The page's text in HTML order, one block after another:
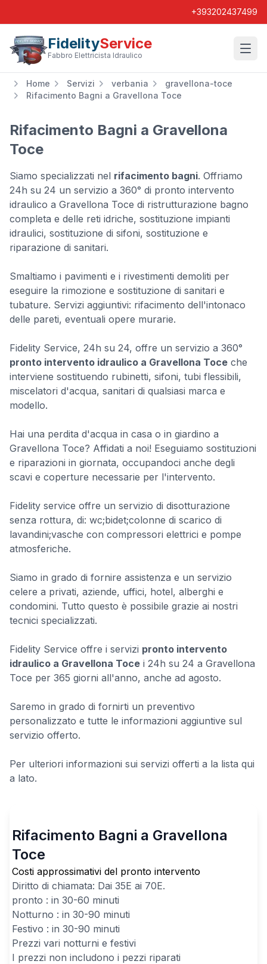
+393202437499
FidelityService
Fabbro Elettricista Idraulico
Home Servizi verbania
gravellona-toce
Rifacimento Bagni a Gravellona Toce
Rifacimento Bagni a Gravellona
Toce
Siamo specializzati nel rifacimento bagni. Offriamo
24h su 24 un servizio a 360° di pronto intervento
idraulico a Gravellona Toce di ristrutturazione bagno
completa e delle reti idriche, sostituzione impianti
idraulici, sostituzione di sifoni, sostituzione e
riparazione di sanitari.
Smaltiamo i pavimenti e i rivestimenti demoliti per
eseguire la rimozione e sostituzione di sanitari e
tubature. Servizi aggiuntivi: rifacimento dell'intonaco
delle pareti, eventuali opere murarie.
Fidelity Service, 24h su 24, offre un servizio a 360°
pronto intervento idraulico a Gravellona Toce che
interviene sostituendo rubinetti, sifoni, tubi flessibili,
miscelatori d'acqua, sanitari di qualsiasi marca e
modello.
Hai una perdita d'acqua in casa o in giardino a
Gravellona Toce? Affidati a noi! Eseguiamo sostituzioni
e riparazioni in giornata, occupandoci anche degli
scavi e coperture necessarie per l'intervento.
Fidelity service offre un servizio di disotturazione
senza rottura, di: wc;bidet;colonne di scarico di
lavandini;vasche con compressori elettrici e pompe
atmosferiche.
Siamo in grado di fornire assistenza e un servizio
celere a privati, aziende, uffici, hotel, alberghi e
condomini. Tutto questo è possibile grazie ai nostri
tecnici specializzati.
Fidelity Service offre i servizi pronto intervento
idraulico a Gravellona Toce i 24h su 24 a Gravellona
Toce per 365 giorni all'anno, anche ad agosto.
Saremo in grado di fornirti un preventivo
personalizzato e tutte le informazioni aggiuntive sul
servizio offerto.
Per ulteriori informazioni sui servizi offerti a la lista qui
a lato.
Rifacimento Bagni a Gravellona
Toce
Costi approssimativi del pronto intervento
Diritto di chiamata: Dai 35E ai 70E.
pronto : in 30-60 minuti
Notturno : in 30-90 minuti
Festivo : in 30-90 minuti
Prezzi vari notturni e festivi
I prezzi non includono i pezzi riparati